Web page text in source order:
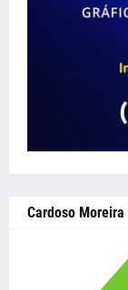
Cardoso Moreira